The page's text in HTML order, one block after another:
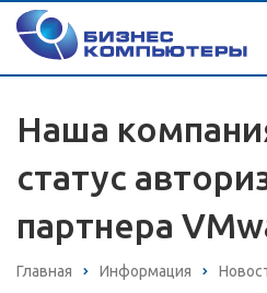
Наша
статус
партнера
Главная Информация